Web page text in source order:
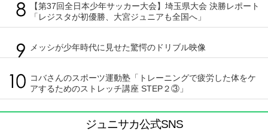
【第37回全日本少年サッカー大会】埼玉県大会 決勝レポート
「レジスタが初優勝、大宮ジュニアも全国へ」
メッシが少年時代に見せた驚愕のドリブル映像
コバさんのスポーツ運動塾「トレーニングで疲労した体をケ
アするためのストレッチ講座 STEP２③」
ジュニサカ公式SNS